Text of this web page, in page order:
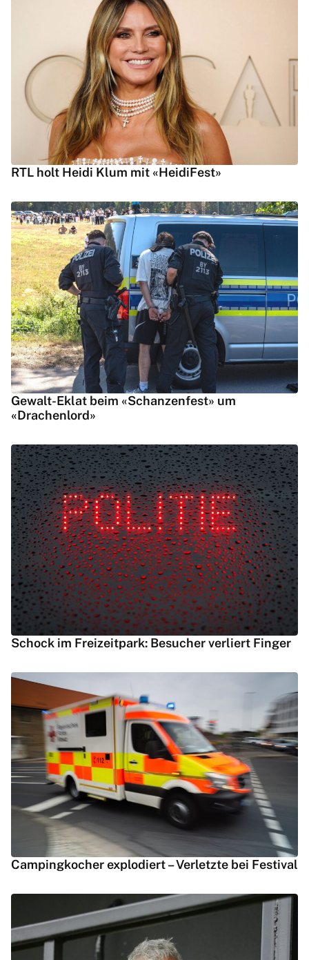
RTL holt Heidi Klum mit «HeidiFest»
Gewalt-Eklat beim «Schanzenfest» um
«Drachenlord»
Schock im Freizeitpark: Besucher verliert Finger
Campingkocher explodiert – Verletzte bei Festival